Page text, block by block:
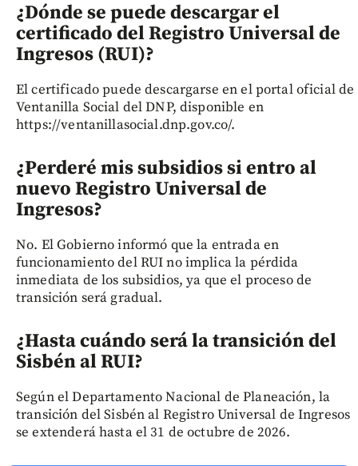
¿Dónde se puede descargar el
certificado del Registro Universal de
Ingresos (RUI)?
El certificado puede descargarse en el portal oficial de
Ventanilla Social del DNP, disponible en
https://ventanillasocial.dnp.gov.co/.
¿Perderé mis subsidios si entro al
nuevo Registro Universal de
Ingresos?
No. El Gobierno informó que la entrada en
funcionamiento del RUI no implica la pérdida
inmediata de los subsidios, ya que el proceso de
transición será gradual.
¿Hasta cuándo será la transición del
Sisbén al RUI?
Según el Departamento Nacional de Planeación, la
transición del Sisbén al Registro Universal de Ingresos
se extenderá hasta el 31 de octubre de 2026.